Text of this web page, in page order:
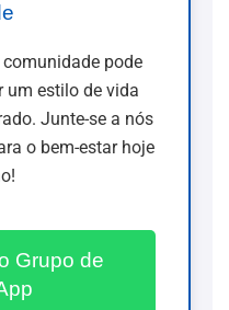
pode
um estilo de vida
Junte-se a nós
o bem-estar hoje
Grupo de